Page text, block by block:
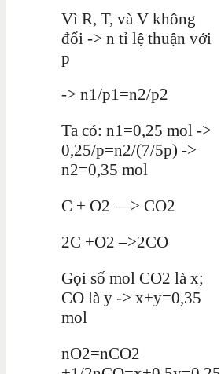
Vì R, T, và V không
đổi -> n tỉ lệ thuận với
p
-> n1/p1=n2/p2
Ta có: n1=0,25 mol ->
0,25/p=n2/(7/5p) ->
n2=0,35 mol
C + O2 —> CO2
2C +O2 –>2CO
Gọi số mol CO2 là x;
CO là y -> x+y=0,35
mol
nO2=nCO2